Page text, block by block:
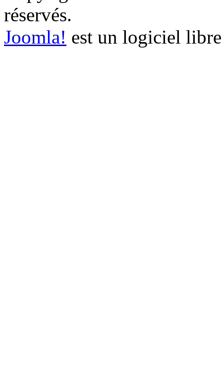
réservés.
Joomla! est un logiciel